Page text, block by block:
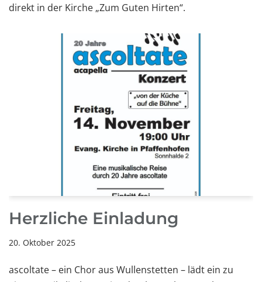
direkt in der Kirche „Zum Guten Hirten“.
Herzliche Einladung
20. Oktober 2025
ascoltate – ein Chor aus Wullenstetten – lädt ein zu